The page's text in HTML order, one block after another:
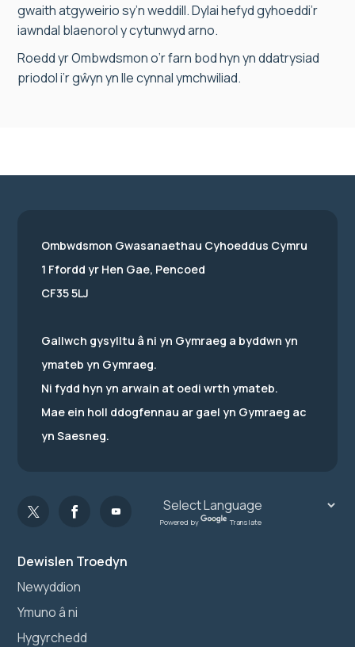
gwaith atgyweirio sy’n weddill. Dylai hefyd gyhoeddi’r
iawndal blaenorol y cytunwyd arno.
Roedd yr Ombwdsmon o’r farn bod hyn yn ddatrysiad
priodol i’r gŵyn yn lle cynnal ymchwiliad.
Dewislen Troedyn
Newyddion
Ymuno â ni
Hygyrchedd
Ombwdsmon Gwasanaethau Cyhoeddus Cymru
1 Ffordd yr Hen Gae, Pencoed
CF35 5LJ
Gallwch gysylltu â ni yn Gymraeg a byddwn yn
ymateb yn Gymraeg.
Ni fydd hyn yn arwain at oedi wrth ymateb.
Mae ein holl ddogfennau ar gael yn Gymraeg ac
yn Saesneg.
Powered by Translate